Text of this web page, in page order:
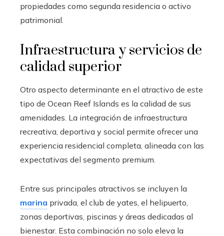
propiedades como segunda residencia o activo
patrimonial.
Infraestructura y servicios de
calidad superior
Otro aspecto determinante en el atractivo de este
tipo de Ocean Reef Islands es la calidad de sus
amenidades. La integración de infraestructura
recreativa, deportiva y social permite ofrecer una
experiencia residencial completa, alineada con las
expectativas del segmento premium.
Entre sus principales atractivos se incluyen la
marina privada, el club de yates, el helipuerto,
zonas deportivas, piscinas y áreas dedicadas al
bienestar. Esta combinación no solo eleva la